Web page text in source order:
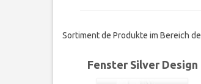
Sortiment de Produkte im Bereich
Fenster Silver Design